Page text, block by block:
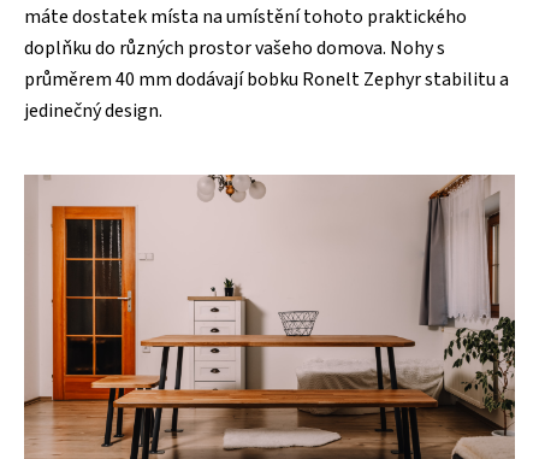
máte dostatek místa na umístění tohoto praktického
doplňku do různých prostor vašeho domova. Nohy s
průměrem 40 mm dodávají bobku Ronelt Zephyr stabilitu a
jedinečný design.